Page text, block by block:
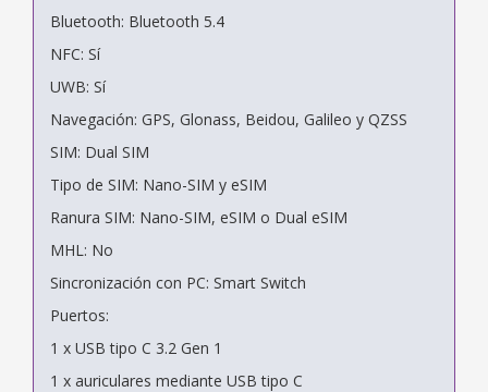
Bluetooth: Bluetooth 5.4
NFC: Sí
UWB: Sí
Navegación: GPS, Glonass, Beidou, Galileo y QZSS
SIM: Dual SIM
Tipo de SIM: Nano-SIM y eSIM
Ranura SIM: Nano-SIM, eSIM o Dual eSIM
MHL: No
Sincronización con PC: Smart Switch
Puertos:
1 x USB tipo C 3.2 Gen 1
1 x auriculares mediante USB tipo C